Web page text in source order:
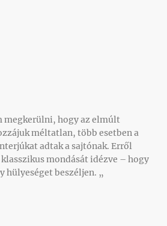
megkerülni, hogy az elmúlt
méltatlan, több esetben a
adtak a sajtónak. Erről
mondását idézve – hogy
hülyeséget beszéljen. „